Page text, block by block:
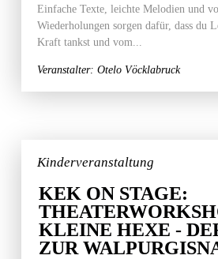
Einfache Texte, leichte Melodien und
Wiederholungen sorgen dafür, dass du
Kraft tankst und vom...
Veranstalter: Otelo Vöcklabruck
Kinderveranstaltung
KEK ON STAGE:
KLEINE HEXE -
ZUR